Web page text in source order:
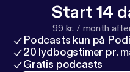
Start 14
99 kr. / month
Podcasts kun på
20 lydbogstimer pr.
Gratis podcasts